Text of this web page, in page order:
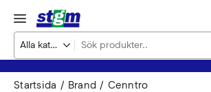
Startsida Brand Cenntro